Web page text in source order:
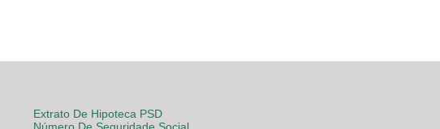
Extrato De Hipoteca PSD